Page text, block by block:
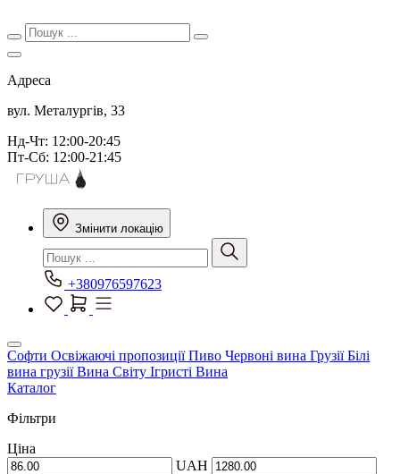
Адреса
вул. Металургів, 33
Нд-Чт: 12:00-20:45
Пт-Сб: 12:00-21:45
Змінити локацію
+380976597623
Софти Освіжаючі пропозиціїПиво Червоні вина ГрузіїБілі
вина грузіїВина Світу Ігристі Вина
Каталог
Фільтри
Ціна
UAH